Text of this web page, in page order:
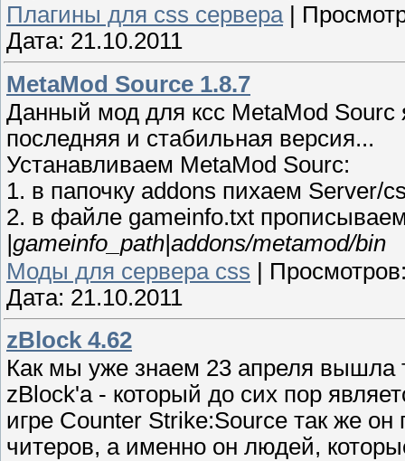
Плагины для css сервера|
Дата: 21.10.2011
MetaMod Source 1.8.7
Данный мод для ксс MetaMod
последняя и стабильная версия...
Устанавливаем MetaMod Sourc:
1. в папочку addons пихаем Server/
2. в файле gameinfo.txt
|gameinfo_path|addons/metamod/bin
Моды для сервера css |
Дата: 21.10.2011
zBlock 4.62
Как мы уже знаем 23 апреля вышла
zBlock'а - который до сих пор
игре Counter Strike:Source так же
читеров, а именно он людей,